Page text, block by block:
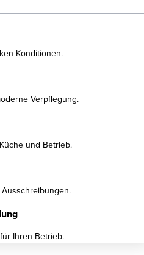
Konditionen.
Verpflegung.
und Betrieb.
Ihren Betrieb.